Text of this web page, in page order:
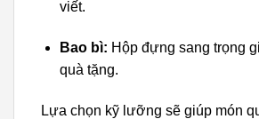
viết.
Bao bì: Hộp đựng sang trọng
quà tặng.
Lựa chọn kỹ lưỡng sẽ giúp món